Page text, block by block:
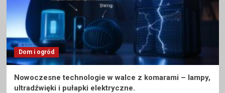
Dom i ogród
Nowoczesne technologie w walce z komarami – lampy,
ultradźwięki i pułapki elektryczne.